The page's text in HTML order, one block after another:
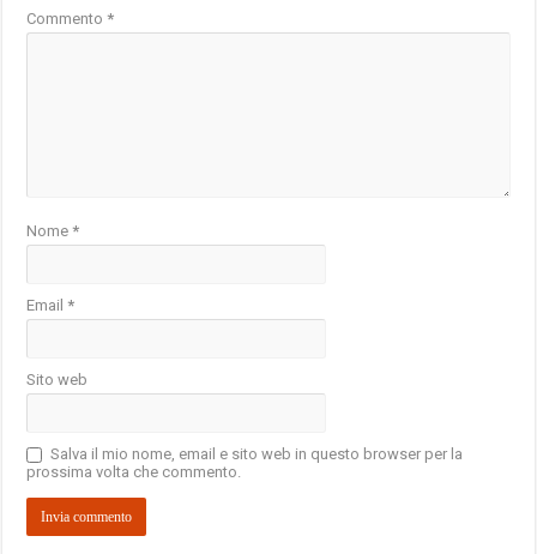
Commento*
Nome*
Email*
Sito web
Salva il mio nome, email e sito web in questo browser per la
prossima volta che commento.